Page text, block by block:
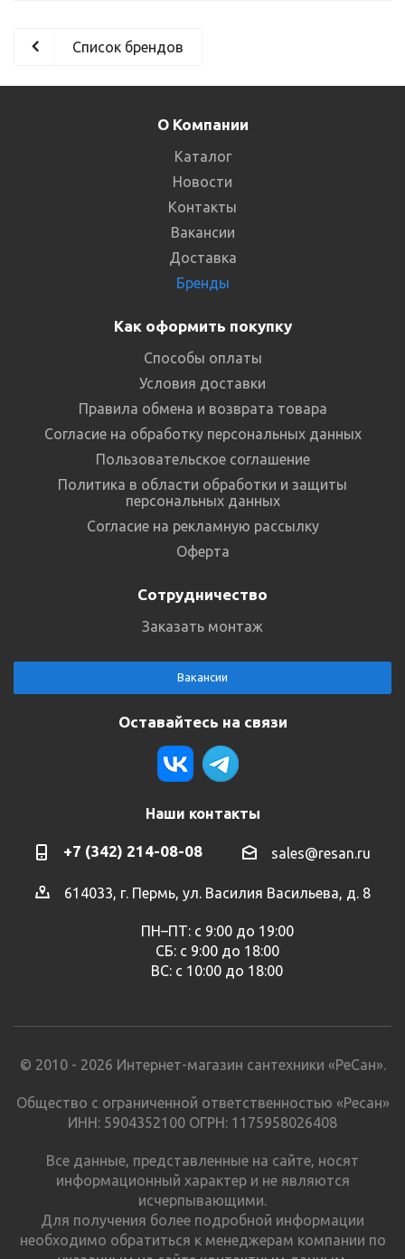
Список брендов
О Компании
Каталог
Новости
Контакты
Вакансии
Доставка
Бренды
Как оформить покупку
Способы оплаты
Условия доставки
Правила обмена и возврата товара
Согласие на обработку персональных данных
Пользовательское соглашение
Политика в области обработки и защиты
персональных данных
Согласие на рекламную рассылку
Оферта
Сотрудничество
Заказать монтаж
Вакансии
Оставайтесь на связи
Наши контакты
+7 (342) 214-08-08 sales@resan.ru
614033, г. Пермь, ул. Василия Васильева, д. 8
ПН–ПТ: с 9:00 до 19:00
СБ: с 9:00 до 18:00
ВС: с 10:00 до 18:00
© 2010 - 2026 Интернет-магазин сантехники «РеСан».
Общество с ограниченной ответственностью «Ресан»
ИНН: 5904352100 ОГРН: 1175958026408
Все данные, представленные на сайте, носят
информационный характер и не являются
исчерпывающими.
Для получения более подробной информации
необходимо обратиться к менеджерам компании по